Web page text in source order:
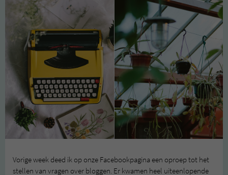
Vorige week deed ik op onze Facebookpagina een oproep tot het
stellen van vragen over bloggen. Er kwamen heel uiteenlopende